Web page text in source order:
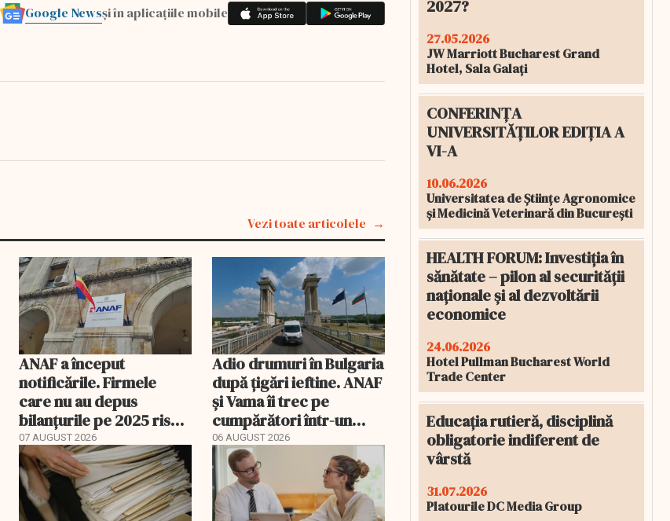
Google Newsși în aplicațiile mobile
Vezi toate articolele
ANAF a început
notificările. Firmele
care nu au depus
bilanțurile pe 2025 riscă
să ajungă inactive fiscal
07 AUGUST 2026
Adio drumuri în Bulgaria
după țigări ieftine. ANAF
și Vama îi trec pe
cumpărători într-un
registru electronic
06 AUGUST 2026
2027?
27.05.2026
JW Marriott Bucharest Grand
Hotel, Sala Galați
CONFERINȚA
UNIVERSITĂȚILOR EDIȚIA A
VI-A
10.06.2026
Universitatea de Științe Agronomice
și Medicină Veterinară din București
HEALTH FORUM: Investiția în
sănătate – pilon al securității
naționale și al dezvoltării
economice
24.06.2026
Hotel Pullman Bucharest World
Trade Center
Educația rutieră, disciplină
obligatorie indiferent de
vârstă
31.07.2026
Platourile DC Media Group